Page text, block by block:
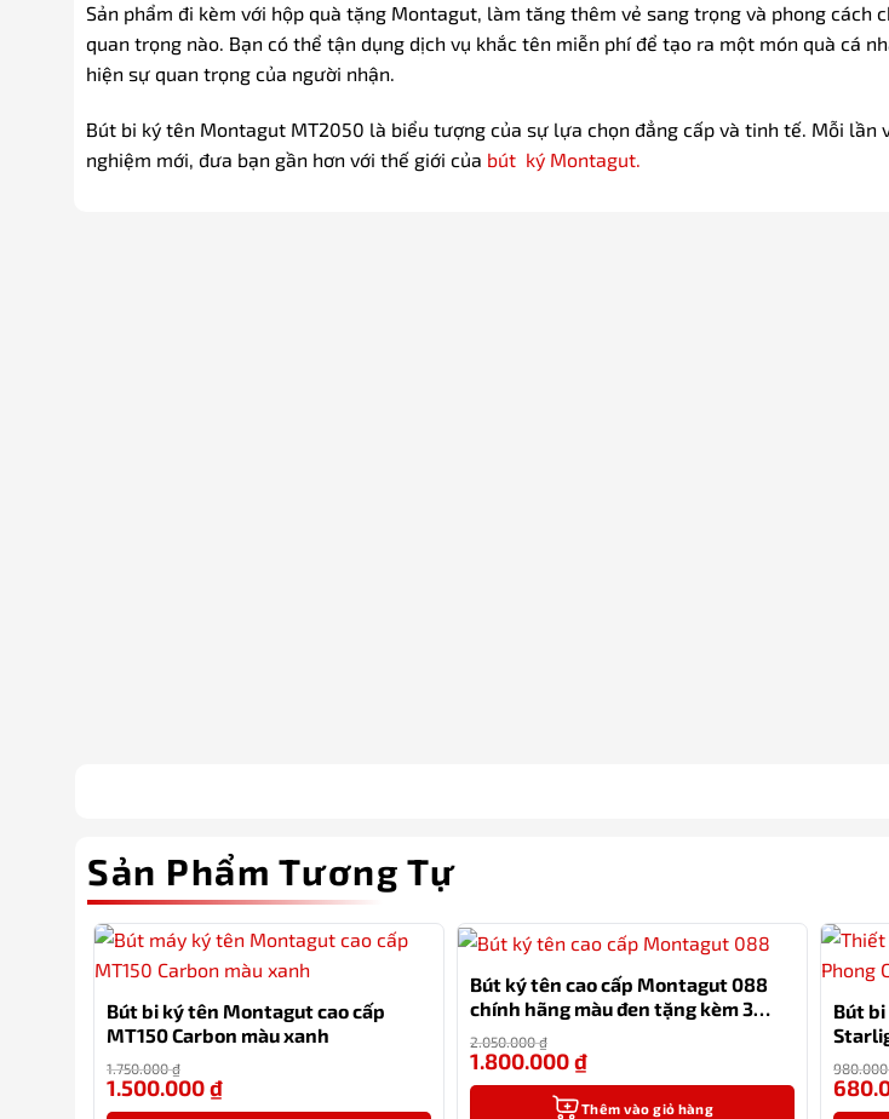
Sản phẩm đi kèm với hộp quà tặng Montagut, làm tăng thêm vẻ sang trọng và phong cách
quan trọng nào. Bạn có thể tận dụng dịch vụ khắc tên miễn phí để tạo ra một món quà cá
hiện sự quan trọng của người nhận.
Bút bi ký tên Montagut MT2050 là biểu tượng của sự lựa chọn đẳng cấp và tinh tế. Mỗi lần
nghiệm mới, đưa bạn gần hơn với thế giới của bút ký Montagut.
Sản Phẩm Tương Tự
Bút bi ký tên Montagut cao cấp
MT150 Carbon màu xanh
1.750.000₫
1.500.000₫
Bút ký tên cao cấp Montagut 088
chính hãng màu đen tặng kèm 3
ngòi, túi và hộp
2.050.000₫
1.800.000₫
Thêm vào giỏ hàng
Bút
tặng